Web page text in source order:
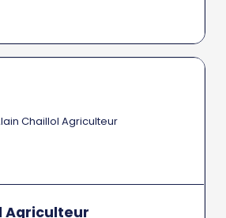
Agriculteur